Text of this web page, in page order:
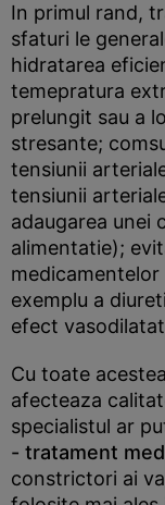
In primul rand,
sfaturi le
hidratarea
temepratura
prelungit sau a
stresante;
tensiunii
tensiunii
adaugarea unei
alimentatie);
exemplu a
efect
Cu toate
afecteaza
specialistul ar
- tratament
constrictori ai